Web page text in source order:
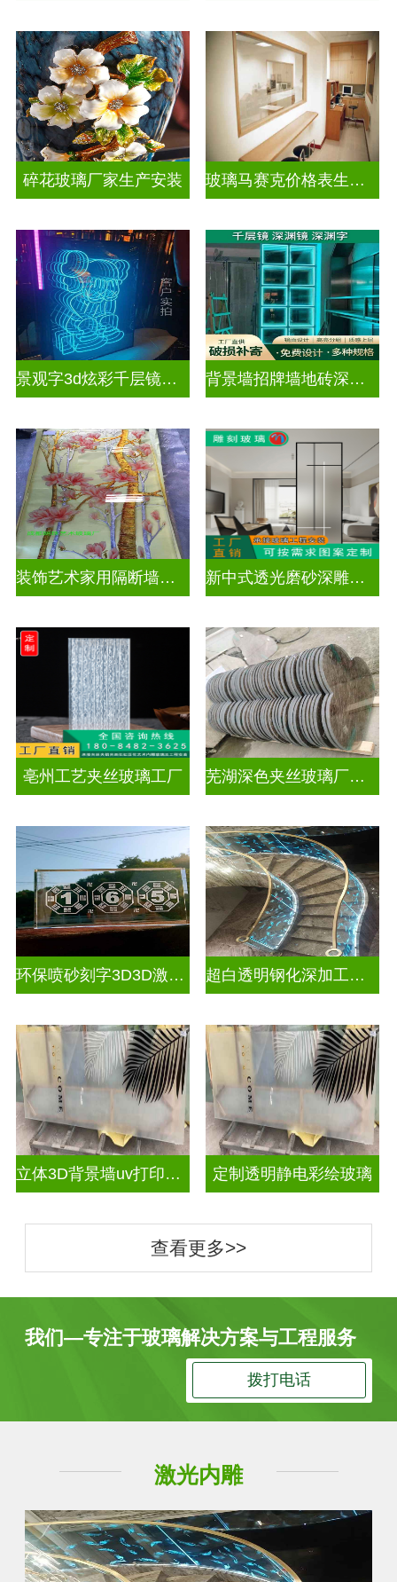
碎花玻璃厂家生产安装 玻璃马赛克价格表生产电话
景观字3d炫彩千层镜深渊镜 背景墙招牌墙地砖深渊镜千层镜
装饰艺术家用隔断墙深雕玻璃 新中式透光磨砂深雕玻璃
亳州工艺夹丝玻璃工厂 芜湖深色夹丝玻璃厂家电话
环保喷砂刻字3D3D激光内雕玻璃 超白透明钢化深加工激光内雕屏风
立体3D背景墙uv打印玻璃 定制透明静电彩绘玻璃
查看更多>>
我们—专注于玻璃解决方案与工程服务
拨打电话
激光内雕